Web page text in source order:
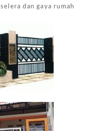
dan gaya rumah